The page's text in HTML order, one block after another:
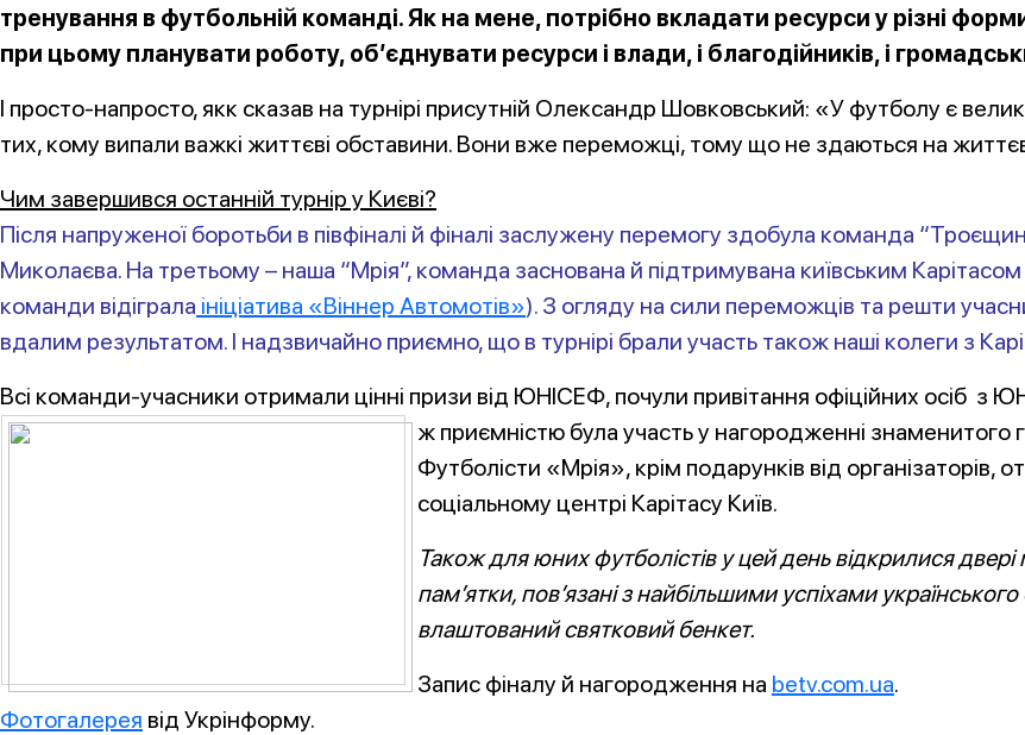
тренування в футбольній команді. Як на мене, потрібно вкладати ресурси у різні
при цьому планувати роботу, об’єднувати ресурси і влади, і благодійників, і
І просто-напросто, якк сказав на турнірі присутній Олександр Шовковський: «У футболу є
тих, кому випали важкі життєві обставини. Вони вже переможці, тому що не здаються на
Чим завершився останній турнір у Києві?
Після напруженої боротьби в півфіналі й фіналі заслужену перемогу здобула команда
Миколаєва. На третьому – наша “Мрія”, команда заснована й підтримувана київським Карітасом
команди відіграла ініціатива «Віннер Автомотів»). З огляду на сили переможців та решти
вдалим результатом. І надзвичайно приємно, що в турнірі брали участь також наші колеги з
Всі команди-учасники отримали цінні призи від ЮНІСЕФ, почули привітання офіційних осіб
ж приємністю була участь у нагородженні знаменитого
Футболісти «Мрія», крім подарунків від організаторів,
соціальному центрі Карітасу Київ.
Також для юних футболістів у цей день відкрилися
пам’ятки, пов’язані з найбільшими успіхами
влаштований святковий бенкет.
Запис фіналу й нагородження на betv.com.ua.
Фотогалерея від Укрінформу.